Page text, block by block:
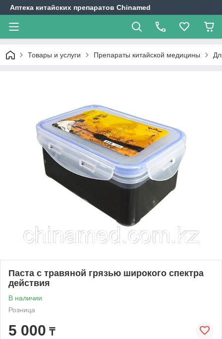
Аптека китайских препаратов Chinamed
Товары и услуги Препараты китайской медицины
Паста с травяной грязью широкого спектра
действия
В наличии
Розница
5 000 ₸